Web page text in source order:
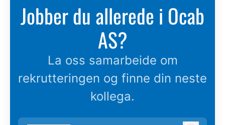
Jobber du allerede i Ocab
AS?
La oss samarbeide om
rekrutteringen og finne din neste
kollega.